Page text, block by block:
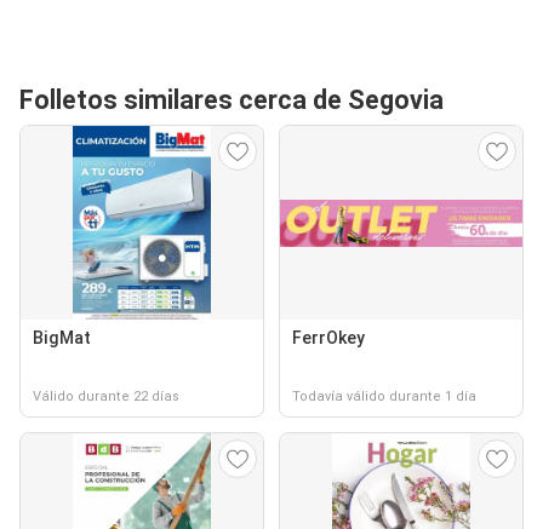
Folletos similares cerca de Segovia
BigMat
Válido durante 22 días
FerrOkey
Todavía válido durante 1 día